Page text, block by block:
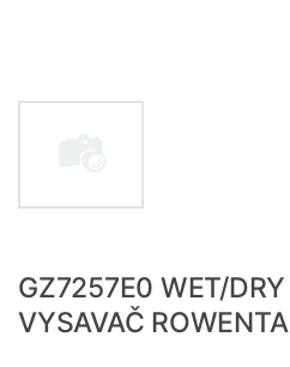
GZ7257E0 WET/
VYSAVAČ ROWENTA